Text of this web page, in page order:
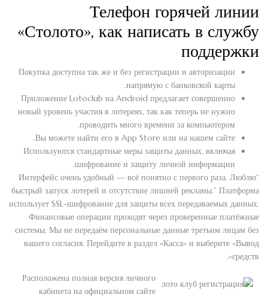
Телефон горячей линии
«Столото», как написать в службу
поддержки
Покупка доступна так же и без регистрации и авторизации
напрямую с банковской карты.
Приложение Lotoclub на Android предлагает совершенно
новый уровень участия в лотереях, так как теперь не нужно
проводить много времени за компьютером.
Вы можете найти его в App Store или на нашем сайте.
Используются стандартные меры защиты данных, включая
шифрование и защиту личной информации.
“Интерфейс очень удобный — всё понятно с первого раза. Люблю
быстрый запуск лотерей и отсутствие лишней рекламы.” Платформа
использует SSL-шифрование для защиты всех передаваемых данных.
Финансовые операции проходят через проверенные платёжные
системы. Мы не передаём персональные данные третьим лицам без
вашего согласия. Перейдите в раздел «Касса» и выберите «Вывод
средств».
Расположена полная версия личного
кабинета на официальном сайте